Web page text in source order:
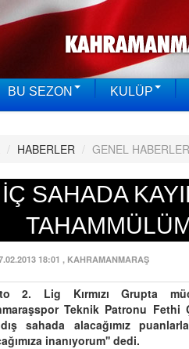
BU SEZON KULÜP
/ HABERLER / GENEL HABERLER
İÇ SAHADA
18:01 , KAHRAMANMARAŞ
2. Lig Kırmızı Grupta
Teknik Patronu Fethi
sahada alacağımız
inanıyorum'' dedi.